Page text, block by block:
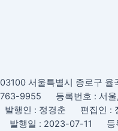
03100 서울특별시 종로구
763-9955 등록번호 : 서
발행인 : 정경춘 편집인 :
발행일 : 2023-07-11 등